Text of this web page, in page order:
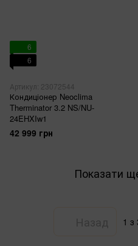
6
6
Артикул: 23072544
Кондиціонер Neoclima
Therminator 3.2 NS/NU-
24EHXIw1
42 999 грн
Показати
1 з